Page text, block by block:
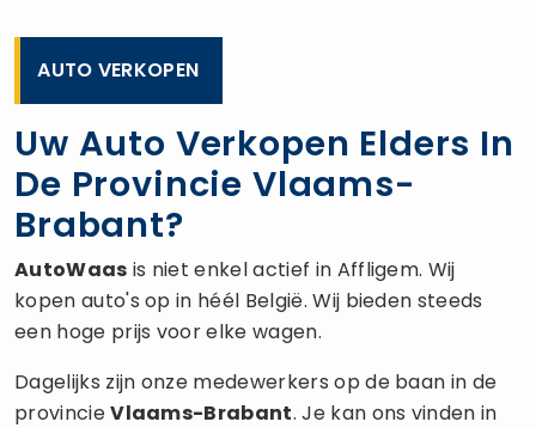
AUTO VERKOPEN
Uw Auto Verkopen Elders In
De Provincie Vlaams-
Brabant?
AutoWaas is niet enkel actief in Affligem. Wij
kopen auto's op in héél België. Wij bieden steeds
een hoge prijs voor elke wagen.
Dagelijks zijn onze medewerkers op de baan in de
provincieVlaams-Brabant. Je kan ons vinden in